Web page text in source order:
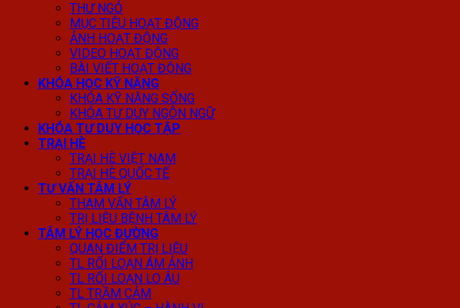
THƯ NGỎ
MỤC TIÊU HOẠT ĐỘNG
ẢNH HOẠT ĐỘNG
VIDEO HOẠT ĐỘNG
BÀI VIẾT HOẠT ĐỘNG
KHÓA HỌC KỸ NĂNG
KHÓA KỸ NĂNG SỐNG
KHÓA TƯ DUY NGÔN NGỮ
KHÓA TƯ DUY HỌC TẬP
TRẠI HÈ
TRẠI HÈ VIỆT NAM
TRẠI HÈ QUỐC TẾ
TƯ VẤN TÂM LÝ
THAM VẤN TÂM LÝ
TRỊ LIỆU BỆNH TÂM LÝ
TÂM LÝ HỌC ĐƯỜNG
QUAN ĐIỂM TRỊ LIỆU
TL RỐI LOẠN ÁM ẢNH
TL RỐI LOẠN LO ÂU
TL TRẦM CẢM